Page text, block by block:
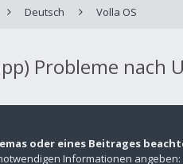
Deutsch Volla OS
Probleme nach
oder eines Beitrages
Informationen angeben: